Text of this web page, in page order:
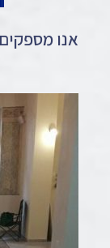
אנו מספקים